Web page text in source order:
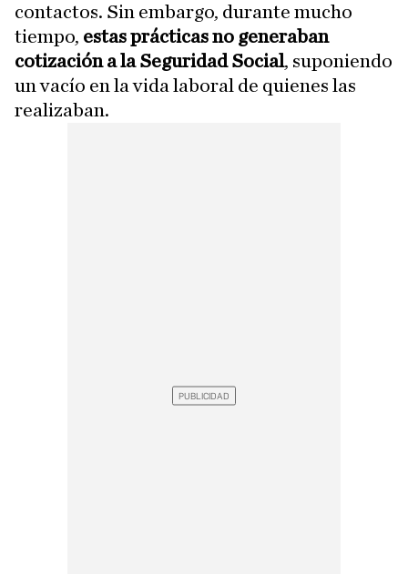
contactos. Sin embargo, durante mucho
tiempo, estas prácticas no generaban
cotización a la Seguridad Social, suponiendo
un vacío en la vida laboral de quienes las
realizaban.